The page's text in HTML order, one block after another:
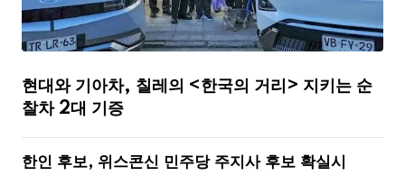
현대와 기아차, 칠레의 <한국의 거리> 지키는 순
찰차 2대 기증
한인 후보, 위스콘신 민주당 주지사 후보 확실시